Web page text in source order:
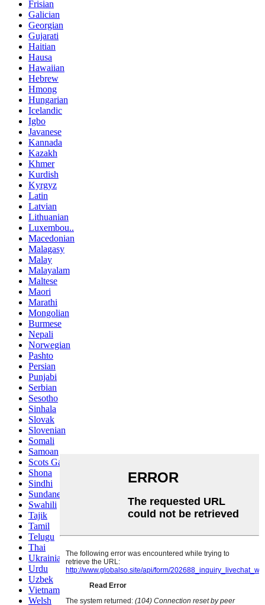
Frisian
Galician
Georgian
Gujarati
Haitian
Hausa
Hawaiian
Hebrew
Hmong
Hungarian
Icelandic
Igbo
Javanese
Kannada
Kazakh
Khmer
Kurdish
Kyrgyz
Latin
Latvian
Lithuanian
Luxembou..
Macedonian
Malagasy
Malay
Malayalam
Maltese
Maori
Marathi
Mongolian
Burmese
Nepali
Norwegian
Pashto
Persian
Punjabi
Serbian
Sesotho
Sinhala
Slovak
Slovenian
Somali
Samoan
Scots Gaelic
Shona
Sindhi
Sundanese
Swahili
Tajik
Tamil
Telugu
Thai
Ukrainian
Urdu
Uzbek
Vietnamese
Welsh